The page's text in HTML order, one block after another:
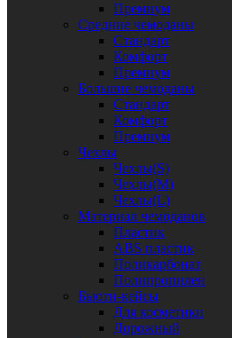
Премиум
Средние чемоданы
Стандарт
Комфорт
Премиум
Большие чемоданы
Стандарт
Комфорт
Премиум
Чехлы
Чехлы(S)
Чехлы(M)
Чехлы(L)
Материал чемоданов
Пластик
ABS пластик
Поликарбонат
Полипропилен
Бьюти-кейсы
Для косметики
Дорожный